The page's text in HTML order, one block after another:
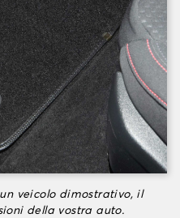
veicolo dimostrativo, il
della vostra auto.